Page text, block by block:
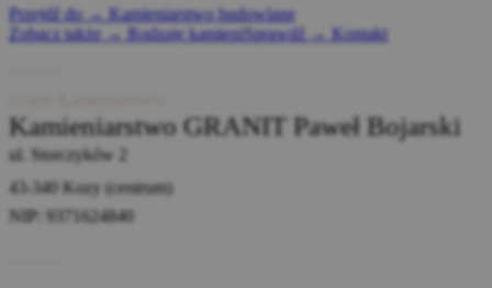
Przejdź do → Kamieniarstwo budowlane
Zobacz także → Rodzaje kamieni Sprawdź → Kontakt
Kamieniarstwo GRANIT Paweł Bojarski
ul. Storczyków 2
43-340 Kozy (centrum)
NIP: 9371624840